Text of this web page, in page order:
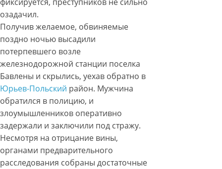
озадачил.
Получив желаемое, обвиняемые
поздно ночью высадили
потерпевшего возле
железнодорожной станции поселка
Бавлены и скрылись, уехав обратно в
Юрьев-Польский район. Мужчина
обратился в полицию, и
злоумышленников оперативно
задержали и заключили под стражу.
Несмотря на отрицание вины,
органами предварительного
расследования собраны достаточные